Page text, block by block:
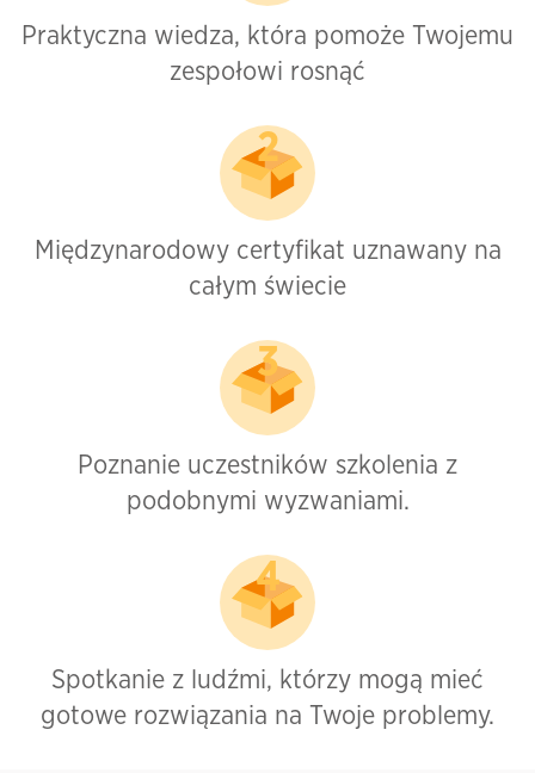
Praktyczna wiedza, która pomoże Twojemu
zespołowi rosnąć
Międzynarodowy certyfikat uznawany na
całym świecie
Poznanie uczestników szkolenia z
podobnymi wyzwaniami.
Spotkanie z ludźmi, którzy mogą mieć
gotowe rozwiązania na Twoje problemy.